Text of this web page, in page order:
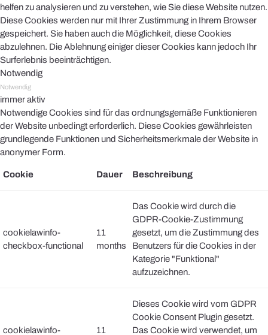
helfen zu analysieren und zu verstehen, wie Sie diese Website nutzen.
Diese Cookies werden nur mit Ihrer Zustimmung in Ihrem Browser
gespeichert. Sie haben auch die Möglichkeit, diese Cookies
abzulehnen. Die Ablehnung einiger dieser Cookies kann jedoch Ihr
Surferlebnis beeinträchtigen.
Notwendig
Notwendig
immer aktiv
Notwendige Cookies sind für das ordnungsgemäße Funktionieren
der Website unbedingt erforderlich. Diese Cookies gewährleisten
grundlegende Funktionen und Sicherheitsmerkmale der Website in
anonymer Form.
Cookie Dauer Beschreibung
cookielawinfo-
checkbox-functional
11
months
Das Cookie wird durch die
GDPR-Cookie-Zustimmung
gesetzt, um die Zustimmung des
Benutzers für die Cookies in der
Kategorie "Funktional"
aufzuzeichnen.
cookielawinfo- 11
Dieses Cookie wird vom GDPR
Cookie Consent Plugin gesetzt.
Das Cookie wird verwendet, um